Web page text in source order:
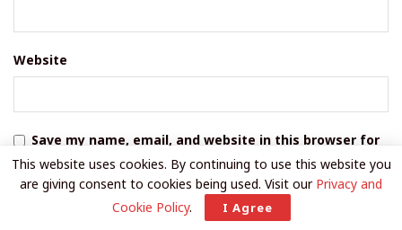
Website
Save my name, email, and website in this browser for
the next time I comment.
Privacy Policy Agreement*
This website uses cookies. By continuing to use this website you
are giving consent to cookies being used. Visit our Privacy and
Cookie Policy. I Agree